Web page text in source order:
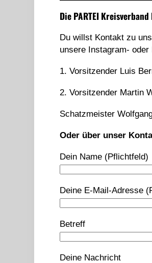
Die PARTEI Kreisverband
Du willst Kontakt zu
unsere Instagram- oder
1. Vorsitzender Luis
2. Vorsitzender Martin
Schatzmeister
Oder über unser
Dein Name (Pflichtfeld)
Deine E-Mail-Adresse
Betreff
Deine Nachricht